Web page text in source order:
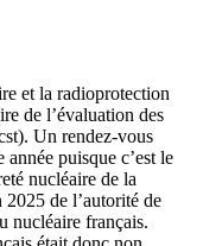
et la radioprotection
de l’évaluation des
Un rendez-vous
puisque c’est le
nucléaire de la
de l’autorité de
nucléaire français.